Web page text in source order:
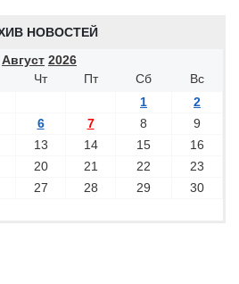
НОВОСТЕЙ
Август 2026
Чт Пт Сб
Вс
1
2
6 7 8
9
13 14 15
16
20 21 22
23
27 28 29
30